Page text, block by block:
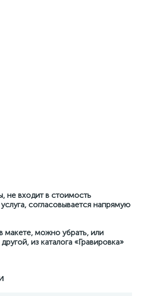
не входит в стоимость
согласовывается напрямую
макете, можно убрать, или
из каталога «Гравировка»